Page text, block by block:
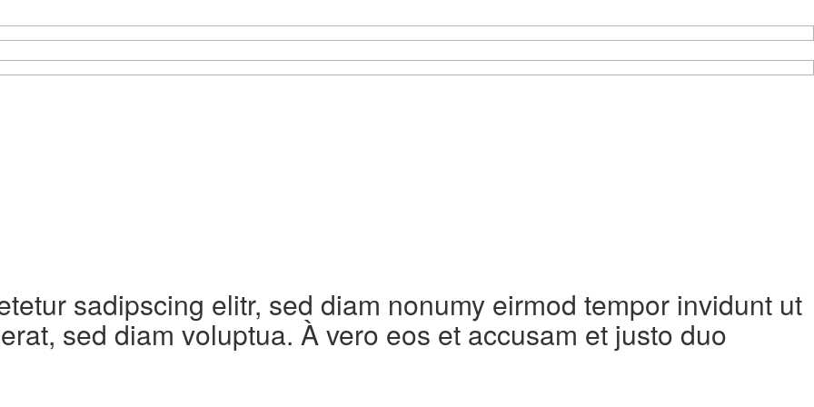
sadipscing elitr, sed diam nonumy eirmod tempor invidunt ut
sed diam voluptua. À vero eos et accusam et justo duo